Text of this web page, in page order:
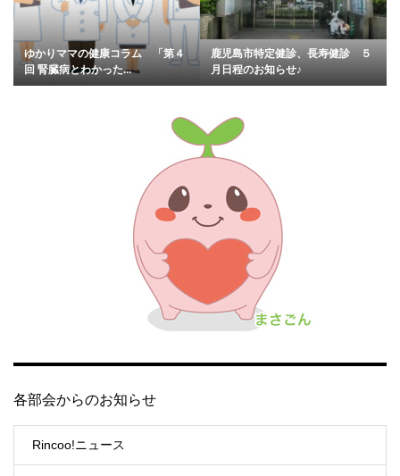
ゆかりママの健康コラム 「第４
回 腎臓病とわかった...
鹿児島市特定健診、長寿健診 ５
月日程のお知らせ♪
各部会からのお知らせ
Rincoo!ニュース